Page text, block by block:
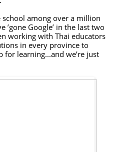
among over a million
’gone Google’ in the last two
working with Thai educators
in every province to
learning...and we’re just